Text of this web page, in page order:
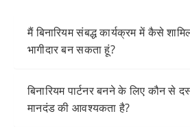
मैं बिनारियम संबद्ध कार्यक्रम में कैसे
भागीदार बन सकता हूं?
बिनारियम पार्टनर बनने के लिए कौन से
मानदंड की आवश्यकता है?